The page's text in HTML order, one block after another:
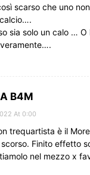
scarso che uno
sia solo un calo …
B4M
At 0:00
trequartista è il
scorso. Finito effetto
nel mezzo x